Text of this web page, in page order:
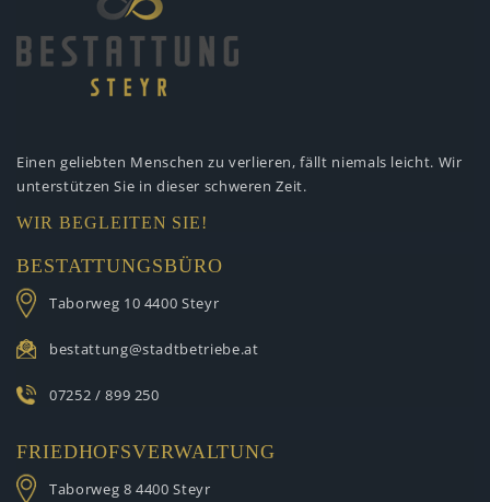
Einen geliebten Menschen zu verlieren, fällt niemals leicht. Wir
unterstützen Sie in dieser schweren Zeit.
WIR BEGLEITEN SIE!
BESTATTUNGSBÜRO
Taborweg 10 4400 Steyr
bestattung@stadtbetriebe.at
07252 / 899 250
FRIEDHOFSVERWALTUNG
Taborweg 8 4400 Steyr